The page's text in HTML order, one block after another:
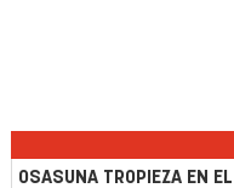
OSASUNA TROPIEZA EN